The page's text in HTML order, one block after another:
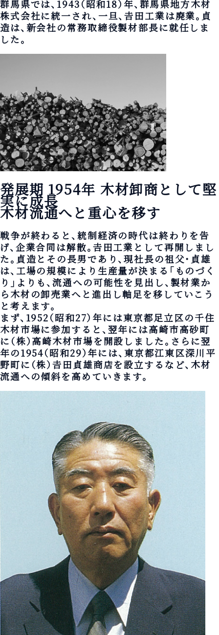
群馬県では、1943（昭和18）年、群馬県地方木材
株式会社に統一され、一旦、𠮷田工業は廃業。貞
造は、新会社の常務取締役製材部長に就任しま
した。
発展期 1954年 木材卸商として堅
実に成長
木材流通へと重心を移す
戦争が終わると、統制経済の時代は終わりを告
げ、企業合同は解散。𠮷田工業として再開しまし
た。貞造とその長男であり、現社長の祖父・貞雄
は、工場の規模により生産量が決まる「ものづく
り」よりも、流通への可能性を見出し、製材業か
ら木材の卸売業へと進出し軸足を移していこう
と考えます。
まず、1952（昭和27）年には東京都足立区の千住
木材市場に参加すると、翌年には高崎市高砂町
に（株）高崎木材市場を開設しました。さらに翌
年の1954（昭和29）年には、東京都江東区深川平
野町に（株）𠮷田貞雄商店を設立するなど、木材
流通への傾斜を高めていきます。